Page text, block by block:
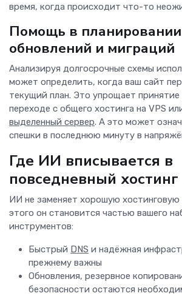
время, когда происходит что-то
Помощь в планировании
обновлений и миграций
Анализируя долгосрочные схемы
может определить, когда ваш сайт
текущий план. Это упрощает
переходе с общего хостинга на VPS
выделенный сервер. А это может
спешки в последнюю минуту в
Где ИИ вписывается в
повседневный хостинг
ИИ не заменяет хорошую хостинговую
этого он становится частью вашего
инструментов:
Быстрый DNS и надёжная
прежнему важны
Обновления, резервное
безопасности остаются